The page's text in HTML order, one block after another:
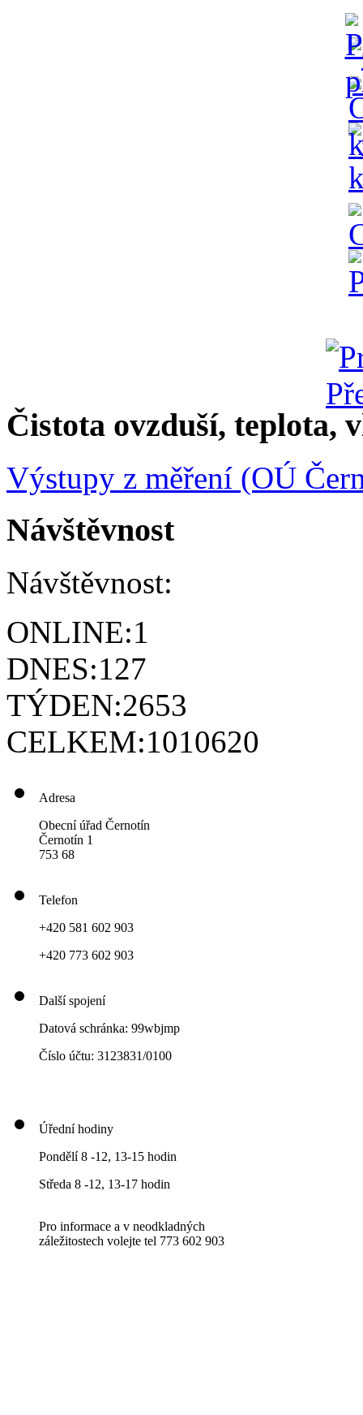
Čistota ovzduší, teplota,
Výstupy z měření (OÚ
Návštěvnost
Návštěvnost:
ONLINE:1
DNES:127
TÝDEN:2653
CELKEM:1010620
Adresa
Obecní úřad Černotín
Černotín 1
753 68
Telefon
+420 581 602 903
+420 773 602 903
Další spojení
Datová schránka: 99wbjmp
Číslo účtu: 3123831/0100
Úřední hodiny
Pondělí 8 -12, 13-15 hodin
Středa 8 -12, 13-17 hodin
Pro informace a v neodkladných
záležitostech volejte tel 773 602 903